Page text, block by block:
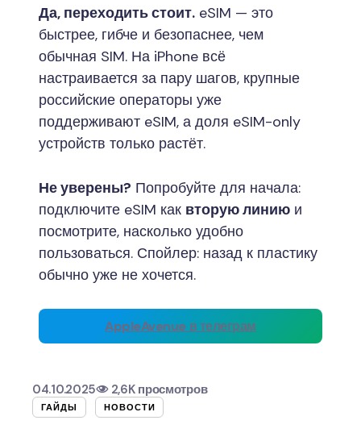
Да, переходить стоит. eSIM — это
быстрее, гибче и безопаснее, чем
обычная SIM. На iPhone всё
настраивается за пару шагов, крупные
российские операторы уже
поддерживают eSIM, а доля eSIM-only
устройств только растёт.
Не уверены? Попробуйте для начала:
подключите eSIM как вторую линию и
посмотрите, насколько удобно
пользоваться. Спойлер: назад к пластику
обычно уже не хочется.
AppleAvenue в телеграм
04.10.2025 2,6K просмотров
ГАЙДЫ НОВОСТИ